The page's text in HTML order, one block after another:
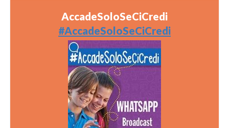
AccadeSoloSeCiCredi
#AccadeSoloSeCiCredi